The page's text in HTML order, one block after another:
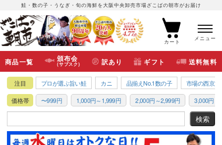
鮭・数の子・うなぎ・旬の海鮮を大阪中央卸売市場ざこばの朝市がお届け
カート
メニュー
商品一覧 頒布会
(サブスク) 訳あり ギフト 送料無料
注目 プロが選ぶ旨い鮭 カニ 品揃えNo.1数の子 市場の西京漬
価格帯 〜999円 1,000円～1,999円 2,000円～2,999円 3,000円～